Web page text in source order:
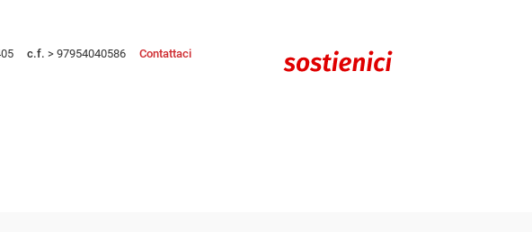
c.f. > 97954040586 Contattaci